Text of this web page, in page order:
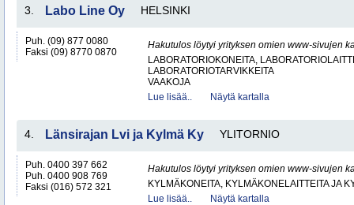
3. Labo Line Oy HELSINKI
Puh. (09) 877 0080
Faksi (09) 8770 0870
Hakutulos löytyi yrityksen omien www-sivujen
LABORATORIOKONEITA,
LABORATORIOTARVIKKEITA
VAAKOJA
Lue lisää..
Näytä kartalla
4. Länsirajan Lvi ja Kylmä Ky YLITORNIO
Puh. 0400 397 662
Puh. 0400 908 769
Faksi (016) 572 321
Hakutulos löytyi yrityksen omien www-sivujen
KYLMÄKONEITA, KYLMÄKONELAITTEITA JA
Lue lisää..
Näytä kartalla